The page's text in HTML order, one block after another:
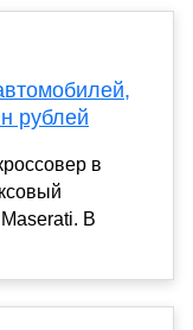
рублей
в
В